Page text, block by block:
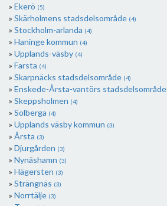
Ekerö (5)
Skärholmens stadsdelsområde (4)
Stockholm-arlanda (4)
Haninge kommun (4)
Upplands-väsby (4)
Farsta (4)
Skarpnäcks stadsdelsområde (4)
Enskede-Årsta-vantörs stadsdelsområde
Skeppsholmen (4)
Solberga (4)
Upplands väsby kommun (3)
Årsta (3)
Djurgården (3)
Nynäshamn (3)
Hägersten (3)
Strängnäs (3)
Norrtälje (3)